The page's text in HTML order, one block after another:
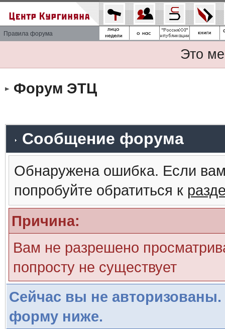
Правила форума
Это
Форум ЭТЦ
Сообщение форума
Обнаружена ошибка. Если
попробуйте обратиться к
Причина:
Вам не разрешено
попросту не существует
Сейчас вы не авторизованы.
форму ниже.